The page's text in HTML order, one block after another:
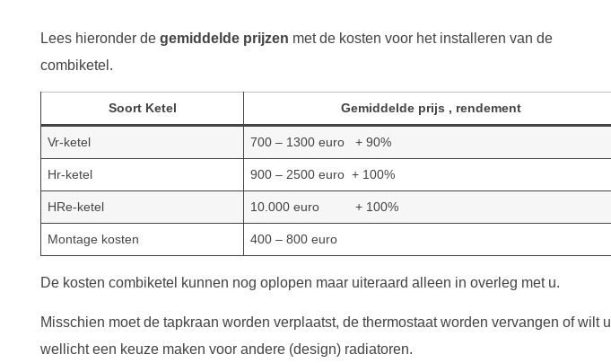
Lees hieronder de gemiddelde prijzen met de kosten voor het installeren van de
combiketel.
Soort Ketel Gemiddelde prijs , rendement
Vr-ketel 700 – 1300 euro + 90%
Hr-ketel 900 – 2500 euro + 100%
HRe-ketel 10.000 euro + 100%
Montage kosten 400 – 800 euro
De kosten combiketel kunnen nog oplopen maar uiteraard alleen in overleg met u.
Misschien moet de tapkraan worden verplaatst, de thermostaat worden vervangen of wilt u
wellicht een keuze maken voor andere (design) radiatoren.